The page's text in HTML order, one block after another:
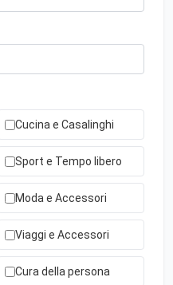
Cucina e Casalinghi
Sport e Tempo libero
Moda e Accessori
Viaggi e Accessori
Cura della persona